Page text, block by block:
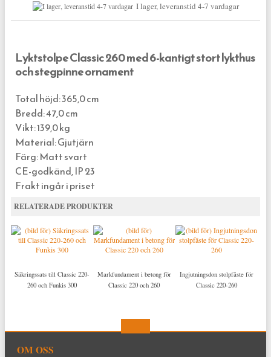
I lager, leveranstid 4-7 vardagar
Lyktstolpe Classic 260 med 6-kantigt stort lykthus
och stegpinne ornament
Total höjd: 365,0 cm
Bredd: 47,0 cm
Vikt: 139,0 kg
Material: Gjutjärn
Färg: Matt svart
CE-godkänd, IP 23
Frakt ingår i priset
RELATERADE PRODUKTER
Säkringssats till Classic 220-
260 och Funkis 300
Markfundament i betong för
Classic 220 och 260
Ingjutningsdon stolpfäste för
Classic 220-260
OM OSS